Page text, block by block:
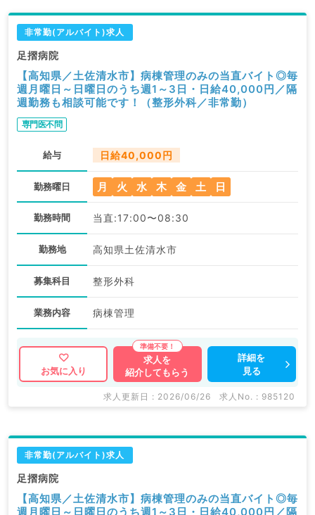
非常勤(アルバイト)求人
足摺病院
【高知県／土佐清水市】病棟管理のみの当直バイト◎毎
週月曜日～日曜日のうち週1～3日・日給40,000円／隔
週勤務も相談可能です！（整形外科／非常勤）
専門医不問
給与 日給40,000円
勤務曜日 月 火 水 木 金 土 日
勤務時間 当直:17:00〜08:30
勤務地 高知県土佐清水市
募集科目 整形外科
業務内容 病棟管理
お気に入り
求人を
紹介してもらう
詳細を
見る
求人更新日 : 2026/06/26 求人No. : 985120
非常勤(アルバイト)求人
足摺病院
【高知県／土佐清水市】病棟管理のみの当直バイト◎毎
週月曜日～日曜日のうち週1～3日・日給40,000円／隔